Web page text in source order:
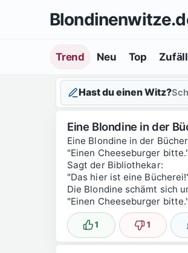
Zum Inhalt springen
Trend Neu Top
Hast du einen Witz?
Eine Blondine in der
Eine Blondine in der
"Einen Cheeseburger bitte."
Sagt der Bibliothekar:
"Das hier ist eine
Die Blondine schämt sich
"Einen Cheeseburger bitte."
Lustig
1 Nicht
1